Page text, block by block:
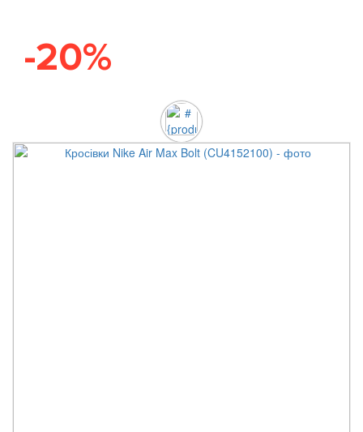
-20%